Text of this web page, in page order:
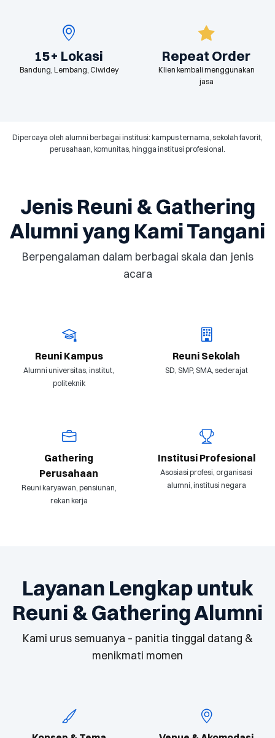
15+ Lokasi
Bandung, Lembang, Ciwidey
Repeat Order
Klien kembali menggunakan
jasa
Dipercaya oleh alumni berbagai institusi: kampus ternama, sekolah favorit,
perusahaan, komunitas, hingga institusi profesional.
Jenis Reuni & Gathering
Alumni yang Kami Tangani
Berpengalaman dalam berbagai skala dan jenis
acara
Reuni Kampus
Alumni universitas, institut,
politeknik
Reuni Sekolah
SD, SMP, SMA, sederajat
Gathering
Perusahaan
Reuni karyawan, pensiunan,
rekan kerja
Institusi Profesional
Asosiasi profesi, organisasi
alumni, institusi negara
Layanan Lengkap untuk
Reuni & Gathering Alumni
Kami urus semuanya – panitia tinggal datang &
menikmati momen